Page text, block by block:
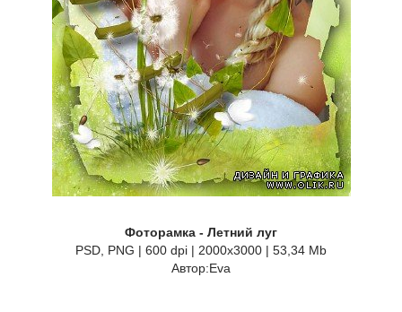
Фоторамка - Летний луг
PSD, PNG | 600 dpi | 2000x3000 | 53,34 Mb
Автор:Eva